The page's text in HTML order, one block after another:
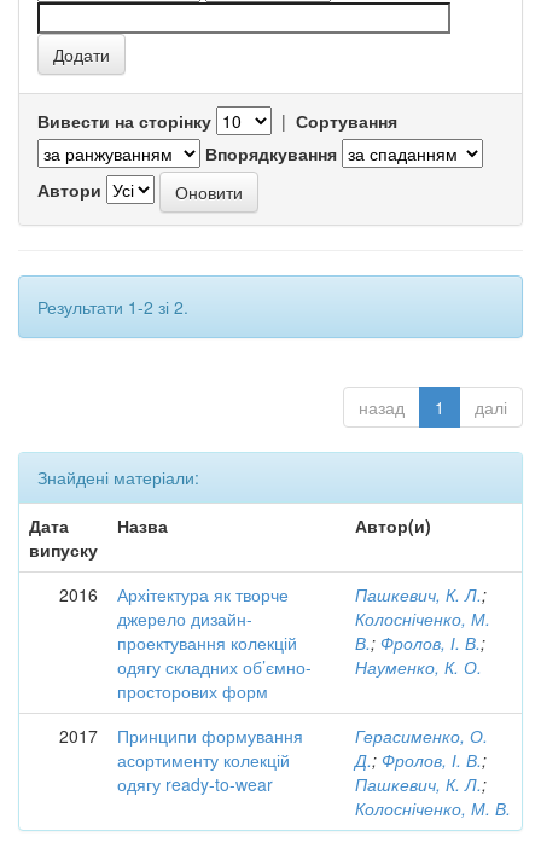
Вивести на сторінку | Сортування
Впорядкування
Автори
Результати 1-2 зі 2.
назад 1 далі
Знайдені матеріали:
Дата
випуску
Назва Автор(и)
2016
Архітектура як творче
джерело дизайн-
проектування колекцій
одягу складних об’ємно-
просторових форм
Пашкевич, К. Л.;
Колосніченко, М.
В.; Фролов, І. В.;
Науменко, К. О.
2017
Принципи формування
асортименту колекцій
одягу ready-to-wear
Герасименко, О.
Д.; Фролов, І. В.;
Пашкевич, К. Л.;
Колосніченко, М. В.